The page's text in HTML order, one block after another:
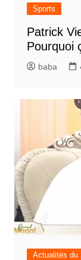
Sports
Patrick
Pourquoi
baba
Actualités du